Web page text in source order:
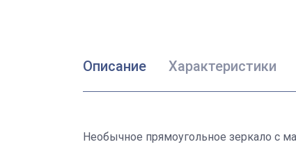
Описание Характеристики
Необычное прямоугольное зеркало с